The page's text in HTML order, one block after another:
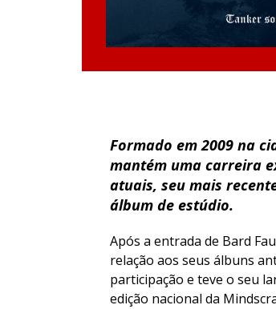
Formado em 2009 na
mantém uma carreira
atuais, seu mais
álbum de estúdio.
Após a entrada de Bard
relação aos seus álbuns
participação e teve o seu
edição nacional da